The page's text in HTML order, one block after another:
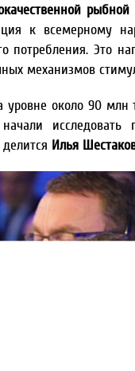
рыбной
к всемерному
потребления. Это
механизмов
около 90 млн
исследовать
Илья